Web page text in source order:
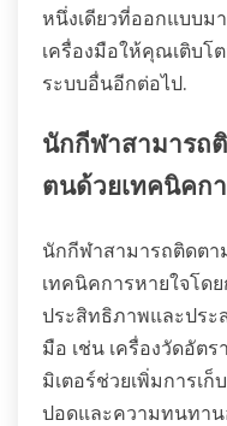
หนึ่งเดียวที่ออกแบบม
เครื่องมือให้คุณเติบโ
ระบบอื่นอีกต่อไป.
นักกีฬาสามารถ
ตนด้วยเทคนิคกา
นักกีฬาสามารถติดต
เทคนิคการหายใจโด
ประสิทธิภาพและประ
มือ เช่น เครื่องวัดอัต
มิเตอร์ช่วยเพิ่มการเ
ปอดและความทนทาน